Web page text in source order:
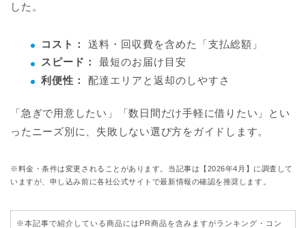
した。
コスト：
送料・回収費を含めた「支払総額」
スピード：
最短のお届け目安
利便性：
配達エリアと返却のしやすさ
「急ぎで用意したい」「数日間だけ手軽に借りたい」とい
ったニーズ別に、失敗しない選び方をガイドします。
※料金・条件は変更されることがあります。当記事は【2026年4月】に調査して
いますが、申し込み前に各社公式サイトで最新情報の確認を推奨します。
※本記事で紹介している商品にはPR商品を含みますがランキング・コン